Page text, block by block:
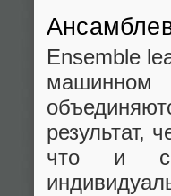
Ensemble
машинном
результат,
что и с